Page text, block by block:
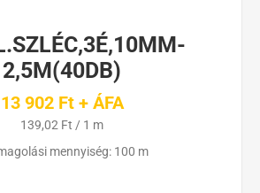
2,5M(40DB)
13 902 Ft + ÁFA
139,02 Ft / 1 m
mennyiség: 100 m